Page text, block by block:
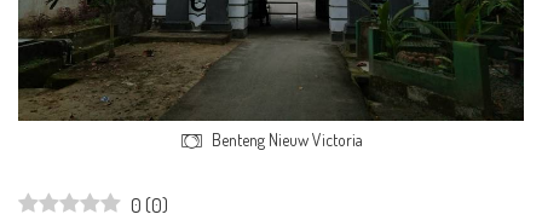
Benteng Nieuw Victoria
0 (0)